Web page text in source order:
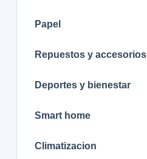
Papel
Repuestos y accesorios
Deportes y bienestar
Smart home
Climatizacion